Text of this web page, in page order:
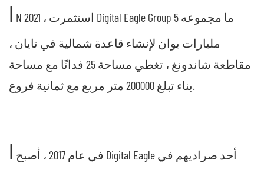
I N 2021 ، استثمرت Digital Eagle Group ما مجموعه 5
مليارات يوان لإنشاء قاعدة شمالية في تايان ،
مقاطعة شاندونغ ، تغطي مساحة 25 فدانًا مع مساحة
بناء تبلغ 200000 متر مربع مع ثمانية فروع.
I